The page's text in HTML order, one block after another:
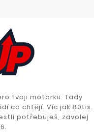
tvoji motorku. Tady
co chtějí. Víc jak 80tis.
potřebuješ, zavolej